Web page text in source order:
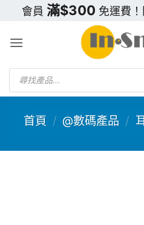
content
會員 滿$300 免運費
Products
search
首頁 / @數碼產品 /